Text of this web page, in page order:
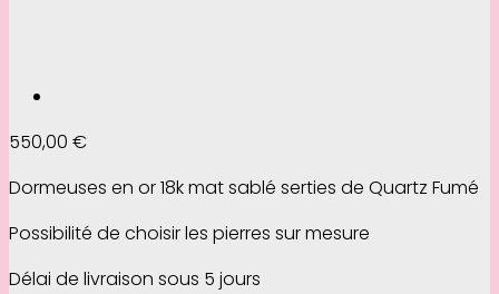
550,00 €
Dormeuses en or 18k mat sablé serties de Quartz Fumé
Possibilité de choisir les pierres sur mesure
Délai de livraison sous 5 jours